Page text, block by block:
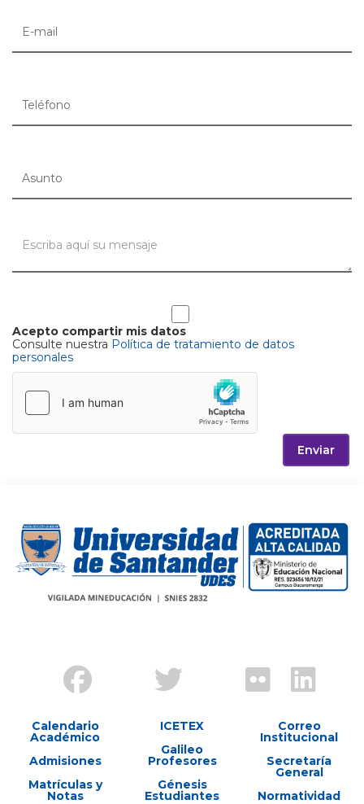
Acepto compartir mis datos
Consulte nuestra Política de tratamiento de datos
personales
Enviar
Calendario
Académico
Admisiones
Matrículas y
Notas
ICETEX
Galileo
Profesores
Génesis
Estudiantes
Correo
Institucional
Secretaría
General
Normatividad